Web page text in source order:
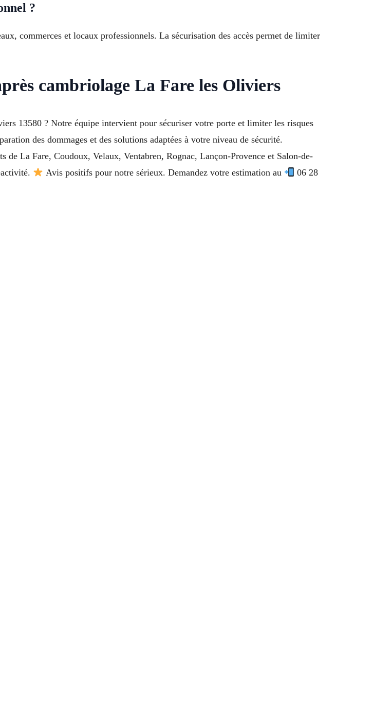
?
commerces et locaux professionnels. La sécurisation des accès permet de limiter
cambriolage La Fare les Oliviers
13580 ? Notre équipe intervient pour sécuriser votre porte et limiter les risques
des dommages et des solutions adaptées à votre niveau de sécurité.
La Fare, Coudoux, Velaux, Ventabren, Rognac, Lançon-Provence et Salon-de-
Avis positifs pour notre sérieux. Demandez votre estimation au
06 28